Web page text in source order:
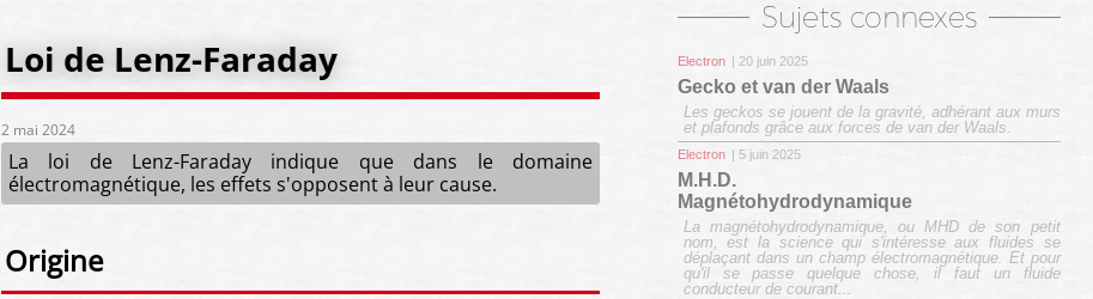
Sujets connexes
Electron | 20 juin 2025
Gecko et van der Waals
Les geckos se jouent de la gravité, adhérant aux murs
et plafonds grâce aux forces de van der Waals.
Electron | 5 juin 2025
M.H.D.
Magnétohydrodynamique
La magnétohydrodynamique, ou MHD de son petit
nom, est la science qui s'intéresse aux fluides se
déplaçant dans un champ électromagnétique. Et pour
qu'il se passe quelque chose, il faut un fluide
conducteur de courant...
Loi de Lenz-Faraday
2 mai 2024
La loi de Lenz-Faraday indique que dans le domaine
électromagnétique, les effets s'opposent à leur cause.
Origine